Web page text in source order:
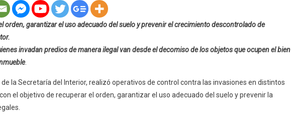
orden, garantizar el uso adecuado del suelo y prevenir el crecimiento descontrolado de
invadan predios de manera ilegal van desde el decomiso de los objetos que ocupen el bien
.
de la Secretaría del Interior, realizó operativos de control contra las invasiones en distintos
el objetivo de recuperar el orden, garantizar el uso adecuado del suelo y prevenir la